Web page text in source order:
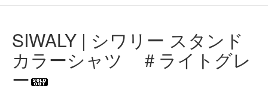
SIWALY | シワリー スタンド
カラーシャツ ＃ライトグレ
ー